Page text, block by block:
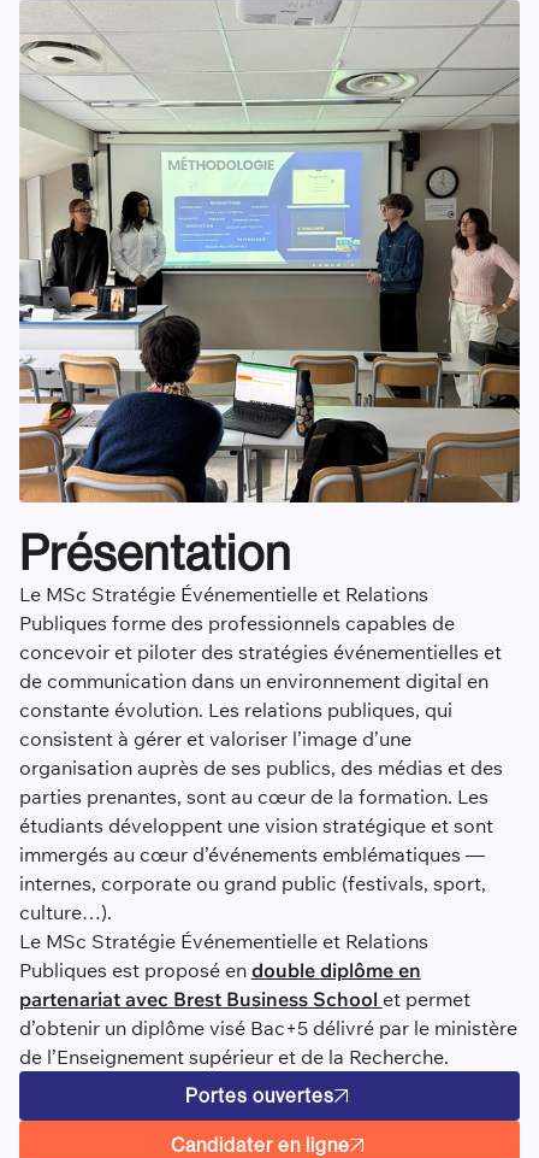
Présentation
Le MSc Stratégie Événementielle et Relations
Publiques forme des professionnels capables de
concevoir et piloter des stratégies événementielles et
de communication dans un environnement digital en
constante évolution. Les relations publiques, qui
consistent à gérer et valoriser l’image d’une
organisation auprès de ses publics, des médias et des
parties prenantes, sont au cœur de la formation. Les
étudiants développent une vision stratégique et sont
immergés au cœur d’événements emblématiques —
internes, corporate ou grand public (festivals, sport,
culture…).
Le MSc Stratégie Événementielle et Relations
Publiques est proposé en double diplôme en
partenariat avec Brest Business School et permet
d’obtenir un diplôme visé Bac+5 délivré par le ministère
de l’Enseignement supérieur et de la Recherche.
Portes ouvertes
Candidater en ligne